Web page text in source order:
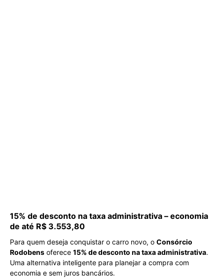
15% de desconto na taxa administrativa – economia
de até R$ 3.553,80
Para quem deseja conquistar o carro novo, o Consórcio
Rodobens oferece 15% de desconto na taxa administrativa.
Uma alternativa inteligente para planejar a compra com
economia e sem juros bancários.